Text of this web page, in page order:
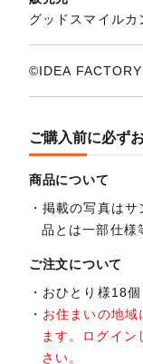
グッドスマイルカ
©IDEA FACTORY
ご購入前に必ず
商品について
掲載の写真はサ
品とは一部仕様
ご注文について
おひとり様18個
お住まいの地
ます。ログイ
さい。